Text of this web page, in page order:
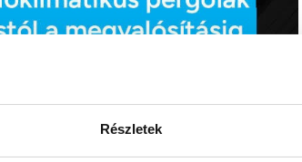
Részletek